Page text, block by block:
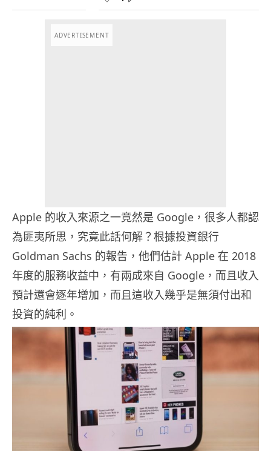
ADVERTISEMENT
Apple 的收入來源之一竟然是 Google，很多人都認
為匪夷所思，究竟此話何解？根據投資銀行
Goldman Sachs 的報告，他們估計 Apple 在 2018
年度的服務收益中，有兩成來自 Google，而且收入
預計還會逐年增加，而且這收入幾乎是無須付出和
投資的純利。